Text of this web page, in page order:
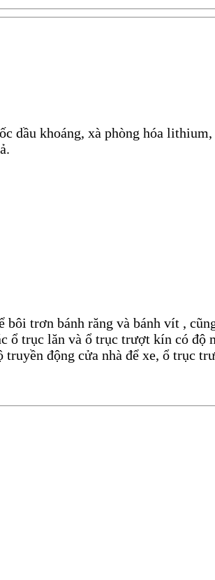
khoáng, xà phòng hóa
trơn bánh răng và bánh vít ,
ổ trục lăn và ổ trục trượt kín có độ
động cửa nhà để xe, ổ trục